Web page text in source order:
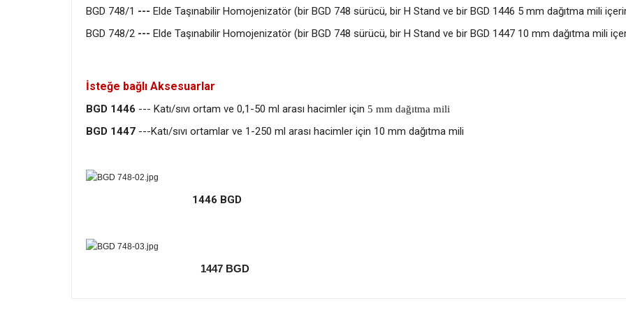
BGD 748/1 --- Elde Taşınabilir Homojenizatör (bir BGD 748 sürücü, bir H Stand ve bir BGD 1446 5 mm dağıtma mili
BGD 748/2 --- Elde Taşınabilir Homojenizatör (bir BGD 748 sürücü, bir H Stand ve bir BGD 1447 10 mm dağıtma mili
İsteğe bağlı Aksesuarlar
BGD 1446 --- Katı/sıvı ortam ve 0,1-50 ml arası hacimler için 5 mm dağıtma mili
BGD 1447 ---Katı/sıvı ortamlar ve 1-250 ml arası hacimler için 10 mm dağıtma mili
1446 BGD
1447 BGD